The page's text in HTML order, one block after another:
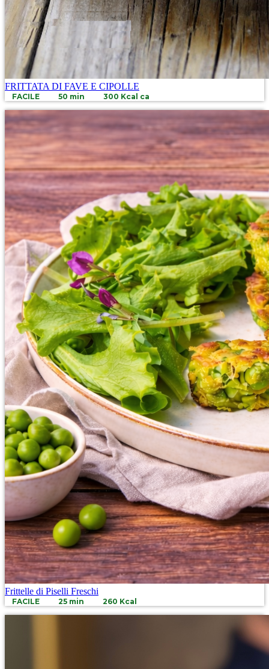
FRITTATA DI FAVE E CIPOLLE
FACILE 50 min 300 Kcal ca
Frittelle di Piselli Freschi
FACILE 25 min 260 Kcal